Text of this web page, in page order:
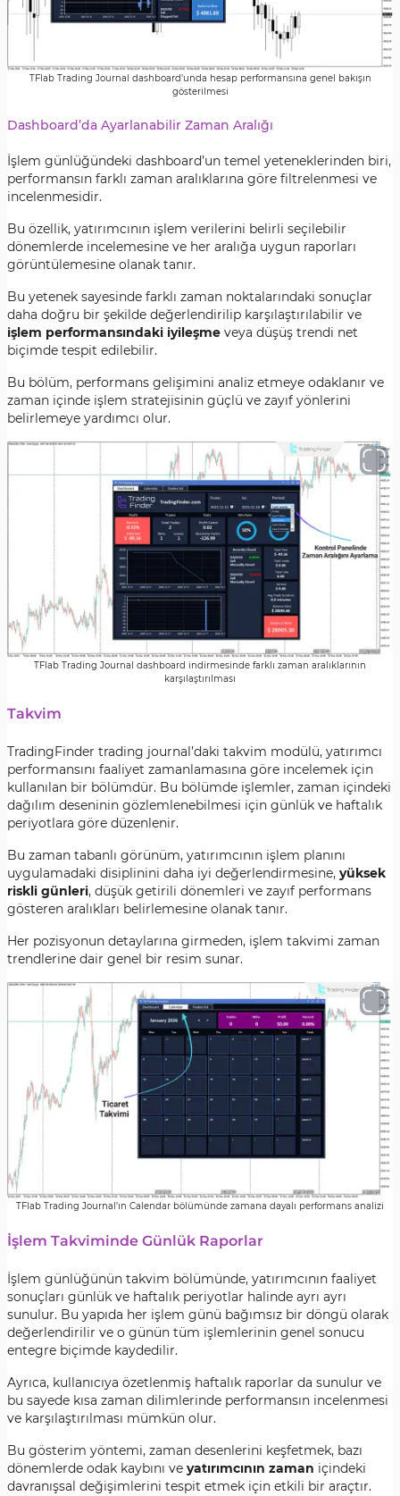
TFlab Trading Journal dashboard’unda hesap performansına genel bakışın
gösterilmesi
Dashboard’da Ayarlanabilir Zaman Aralığı
İşlem günlüğündeki dashboard’un temel yeteneklerinden biri,
performansın farklı zaman aralıklarına göre filtrelenmesi ve
incelenmesidir.
Bu özellik, yatırımcının işlem verilerini belirli seçilebilir
dönemlerde incelemesine ve her aralığa uygun raporları
görüntülemesine olanak tanır.
Bu yetenek sayesinde farklı zaman noktalarındaki sonuçlar
daha doğru bir şekilde değerlendirilip karşılaştırılabilir ve
işlem performansındaki iyileşme veya düşüş trendi net
biçimde tespit edilebilir.
Bu bölüm, performans gelişimini analiz etmeye odaklanır ve
zaman içinde işlem stratejisinin güçlü ve zayıf yönlerini
belirlemeye yardımcı olur.
TFlab Trading Journal dashboard indirmesinde farklı zaman aralıklarının
karşılaştırılması
Takvim
TradingFinder trading journal’daki takvim modülü, yatırımcı
performansını faaliyet zamanlamasına göre incelemek için
kullanılan bir bölümdür. Bu bölümde işlemler, zaman içindeki
dağılım deseninin gözlemlenebilmesi için günlük ve haftalık
periyotlara göre düzenlenir.
Bu zaman tabanlı görünüm, yatırımcının işlem planını
uygulamadaki disiplinini daha iyi değerlendirmesine, yüksek
riskli günleri, düşük getirili dönemleri ve zayıf performans
gösteren aralıkları belirlemesine olanak tanır.
Her pozisyonun detaylarına girmeden, işlem takvimi zaman
trendlerine dair genel bir resim sunar.
TFlab Trading Journal’ın Calendar bölümünde zamana dayalı performans analizi
İşlem Takviminde Günlük Raporlar
İşlem günlüğünün takvim bölümünde, yatırımcının faaliyet
sonuçları günlük ve haftalık periyotlar halinde ayrı ayrı
sunulur. Bu yapıda her işlem günü bağımsız bir döngü olarak
değerlendirilir ve o günün tüm işlemlerinin genel sonucu
entegre biçimde kaydedilir.
Ayrıca, kullanıcıya özetlenmiş haftalık raporlar da sunulur ve
bu sayede kısa zaman dilimlerinde performansın incelenmesi
ve karşılaştırılması mümkün olur.
Bu gösterim yöntemi, zaman desenlerini keşfetmek, bazı
dönemlerde odak kaybını ve yatırımcının zaman içindeki
davranışsal değişimlerini tespit etmek için etkili bir araçtır.